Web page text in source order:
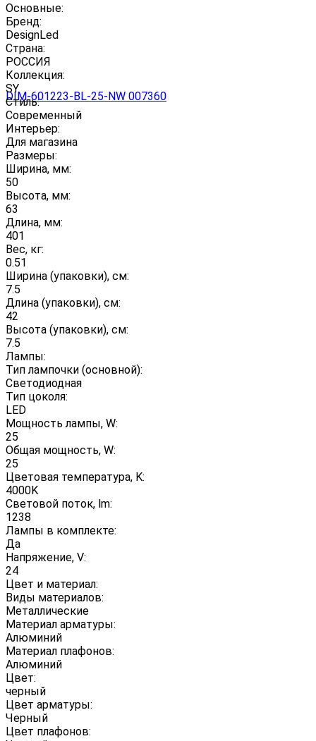
Основные:
Бренд:
DesignLed
Страна:
РОССИЯ
Коллекция:
SY
Стиль:
Современный
Интерьер:
Для магазина
Размеры:
Ширина, мм:
50
Высота, мм:
63
Длина, мм:
401
Вес, кг:
0.51
Ширина (упаковки), см:
7.5
Длина (упаковки), см:
42
Высота (упаковки), см:
7.5
Лампы:
Тип лампочки (основной):
Светодиодная
Тип цоколя:
LED
Мощность лампы, W:
25
Общая мощность, W:
25
Цветовая температура, K:
4000K
Световой поток, lm:
1238
Лампы в комплекте:
Да
Напряжение, V:
24
Цвет и материал:
Виды материалов:
Металлические
Материал арматуры:
Алюминий
Материал плафонов:
Алюминий
Цвет:
черный
Цвет арматуры:
Черный
Цвет плафонов: